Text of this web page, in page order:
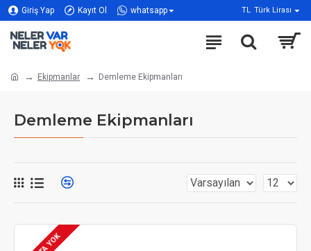
Giriş Yap Kayıt Ol whatsapp TL Türk Lirası
Ekipmanlar Demleme Ekipmanları
Demleme Ekipmanları